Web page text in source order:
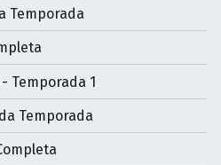
Temporada
Temporada 1
Temporada